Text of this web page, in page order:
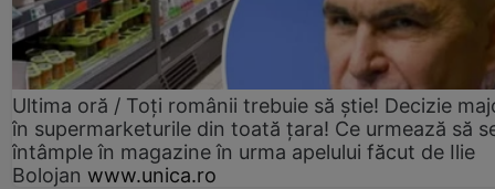
Ultima oră / Toți românii trebuie să știe! Decizie
în supermarketurile din toată țara! Ce urmează să
întâmple în magazine în urma apelului făcut de Ilie
Bolojan www.unica.ro